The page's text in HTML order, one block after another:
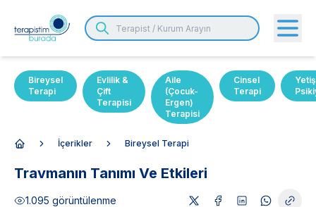
Bireysel
Terapi
Evlilik &
Çift
Terapisi
Aile
(Çocuk-
Ergen)
Terapisi
Cinsel
Terapi
İçerikler Bireysel Terapi
Travmanın Tanımı Ve Etkileri
1.095 görüntülenme